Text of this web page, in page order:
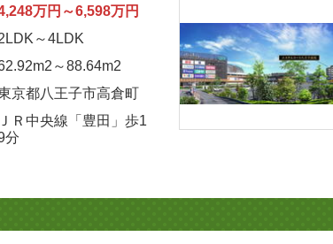
万円～6,598万円
～4LDK
2 ～88.64m2
京都八王子市高倉町
ＪＲ中央線「豊田」歩1
分